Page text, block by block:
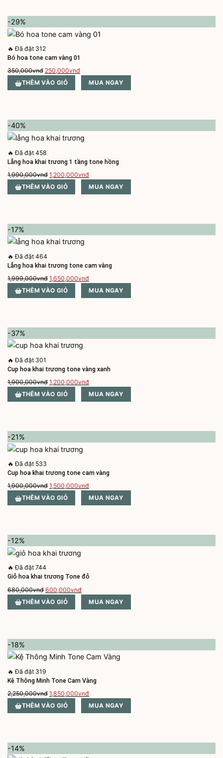
-29%
🔥 Đã đặt 312
Bó hoa tone cam vàng 01
350,000vnđ Giá
gốc
là:
250,000vnđGiá
hiện
tại
THÊM VÀO GIỎ MUA NGAY
-40%
🔥 Đã đặt 458
Lẵng hoa khai trương 1 tầng tone hồng
1,990,000vnđ Giá
gốc
là:
1,200,000vnđGiá
hiện
tại
THÊM VÀO GIỎ MUA NGAY
-17%
🔥 Đã đặt 464
Lẵng hoa khai trương tone cam vàng
1,999,000vnđ Giá
gốc
là:
1,650,000vnđGiá
hiện
tại
THÊM VÀO GIỎ MUA NGAY
-37%
🔥 Đã đặt 301
Cup hoa khai trương tone vàng xanh
1,900,000vnđ Giá
gốc
là:
1,200,000vnđGiá
hiện
tại
THÊM VÀO GIỎ MUA NGAY
-21%
🔥 Đã đặt 533
Cup hoa khai trương tone cam vàng
1,900,000vnđ Giá
gốc
là:
1,500,000vnđGiá
hiện
tại
THÊM VÀO GIỎ MUA NGAY
-12%
🔥 Đã đặt 744
Giỏ hoa khai trương Tone đỏ
680,000vnđ Giá
gốc
là:
600,000vnđGiá
hiện
tại
THÊM VÀO GIỎ MUA NGAY
-18%
🔥 Đã đặt 319
Kệ Thông Minh Tone Cam Vàng
2,250,000vnđ Giá
gốc
là:
1,850,000vnđGiá
hiện
tại
THÊM VÀO GIỎ MUA NGAY
-14%